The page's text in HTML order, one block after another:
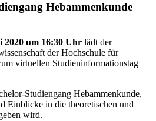
Hebammenkunde
2020 um 16:30 Uhr lädt der
der Hochschule für
virtuellen Studieninformationstag
Studiengang Hebammenkunde,
Einblicke in die theoretischen und
wird.